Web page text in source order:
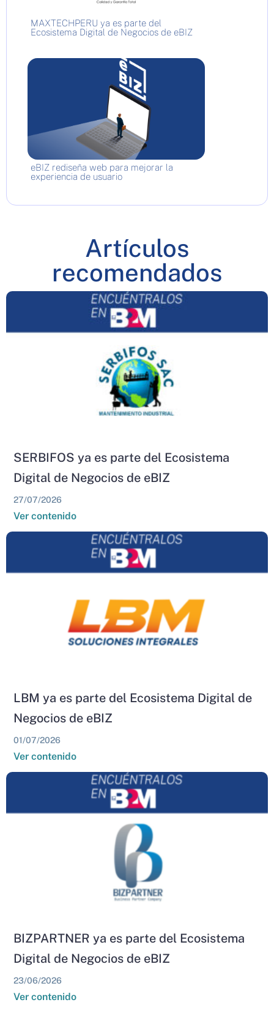
MAXTECHPERU ya es parte del
Ecosistema Digital de Negocios de eBIZ
eBIZ rediseña web para mejorar la
experiencia de usuario
Artículos
recomendados
SERBIFOS ya es parte del Ecosistema
Digital de Negocios de eBIZ
27/07/2026
Ver contenido
LBM ya es parte del Ecosistema Digital de
Negocios de eBIZ
01/07/2026
Ver contenido
BIZPARTNER ya es parte del Ecosistema
Digital de Negocios de eBIZ
23/06/2026
Ver contenido